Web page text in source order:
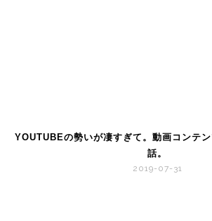
YOUTUBEの勢いが凄すぎて。動画コンテ
話。
2019-07-31